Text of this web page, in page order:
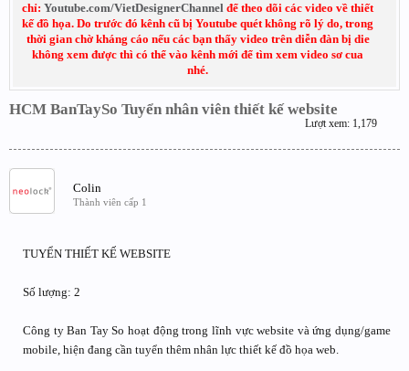
chỉ: Youtube.com/VietDesignerChannel để theo dõi các video về thiết
kế đồ họa. Do trước đó kênh cũ bị Youtube quét không rõ lý do, trong
thời gian chờ kháng cáo nếu các bạn thấy video trên diễn đàn bị die
không xem được thì có thể vào kênh mới để tìm xem video sơ cua
nhé.
HCM BanTaySo Tuyển nhân viên thiết kế website
Lượt xem: 1,179
Colin
Thành viên cấp 1
TUYỂN THIẾT KẾ WEBSITE
Số lượng: 2
Công ty Ban Tay So hoạt động trong lĩnh vực website và ứng dụng/game
mobile, hiện đang cần tuyển thêm nhân lực thiết kế đồ họa web.